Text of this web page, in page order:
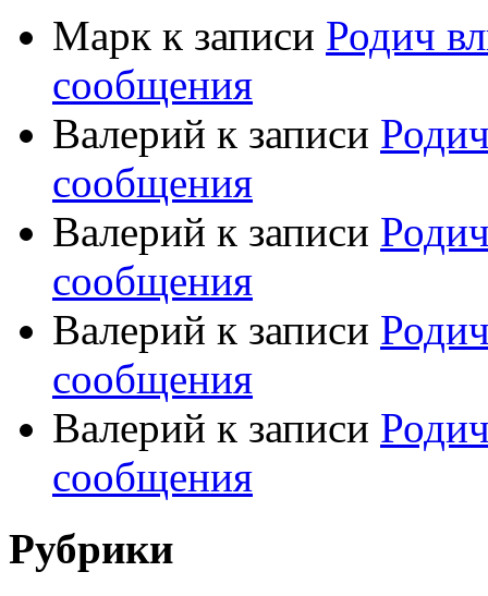
Марк к записи Родич
сообщения
Валерий к записи
сообщения
Валерий к записи
сообщения
Валерий к записи
сообщения
Валерий к записи
сообщения
Рубрики